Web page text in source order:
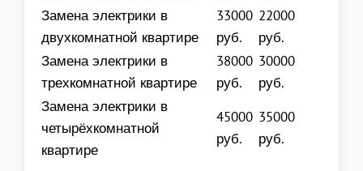
Замена электрики в
двухкомнатной квартире
33000
руб.
22000
руб.
Замена электрики в
трехкомнатной квартире
38000
руб.
30000
руб.
Замена электрики в
четырёхкомнатной
квартире
45000
руб.
35000
руб.